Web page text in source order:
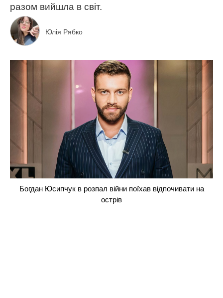
разом вийшла в світ.
Юлія Рябко
Богдан Юсипчук в розпал війни поїхав відпочивати на
острів